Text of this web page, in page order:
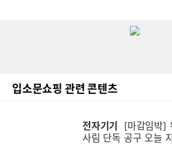
입소문쇼핑 관련 콘텐츠
전자기기
사림 단독 공구 오늘